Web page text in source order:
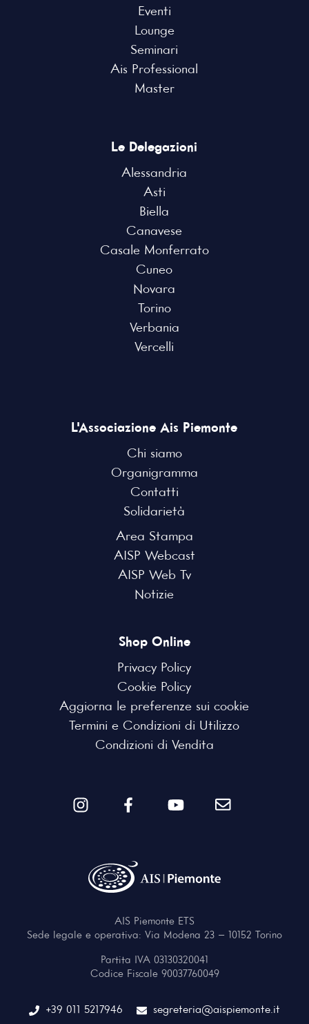
Eventi
Lounge
Seminari
Ais Professional
Master
Le Delegazioni
Alessandria
Asti
Biella
Canavese
Casale Monferrato
Cuneo
Novara
Torino
Verbania
Vercelli
L'Associazione Ais Piemonte
Chi siamo
Organigramma
Contatti
Solidarietà
Area Stampa
AISP Webcast
AISP Web Tv
Notizie
Shop Online
Privacy Policy
Cookie Policy
Aggiorna le preferenze sui cookie
Termini e Condizioni di Utilizzo
Condizioni di Vendita
AIS Piemonte ETS
Sede legale e operativa: Via Modena 23 – 10152 Torino
Partita IVA 03130320041
Codice Fiscale 90037760049
+39 011 5217946 segreteria@aispiemonte.it